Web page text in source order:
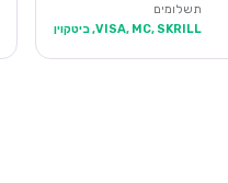
תשלומים
VISA, MC, SKRILL, ביטקוין